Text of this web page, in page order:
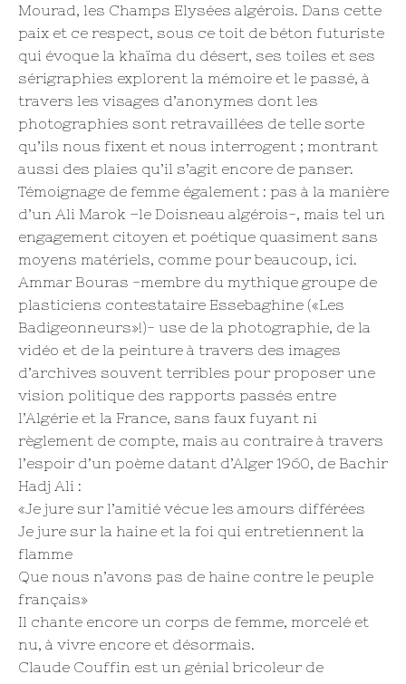
Mourad, les Champs Elysées algérois. Dans cette
paix et ce respect, sous ce toit de béton futuriste
qui évoque la khaïma du désert, ses toiles et ses
sérigraphies explorent la mémoire et le passé, à
travers les visages d’anonymes dont les
photographies sont retravaillées de telle sorte
qu’ils nous fixent et nous interrogent ; montrant
aussi des plaies qu’il s’agit encore de panser.
Témoignage de femme également : pas à la manière
d’un Ali Marok –le Doisneau algérois-, mais tel un
engagement citoyen et poétique quasiment sans
moyens matériels, comme pour beaucoup, ici.
Ammar Bouras -membre du mythique groupe de
plasticiens contestataire Essebaghine («Les
Badigeonneurs»!)- use de la photographie, de la
vidéo et de la peinture à travers des images
d’archives souvent terribles pour proposer une
vision politique des rapports passés entre
l’Algérie et la France, sans faux fuyant ni
règlement de compte, mais au contraire à travers
l’espoir d’un poème datant d’Alger 1960, de Bachir
Hadj Ali :
«Je jure sur l’amitié vécue les amours différées
Je jure sur la haine et la foi qui entretiennent la
flamme
Que nous n’avons pas de haine contre le peuple
français»
Il chante encore un corps de femme, morcelé et
nu, à vivre encore et désormais.
Claude Couffin est un génial bricoleur de